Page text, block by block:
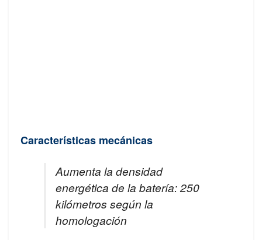
Características mecánicas
Aumenta la densidad
energética de la batería: 250
kilómetros según la
homologación